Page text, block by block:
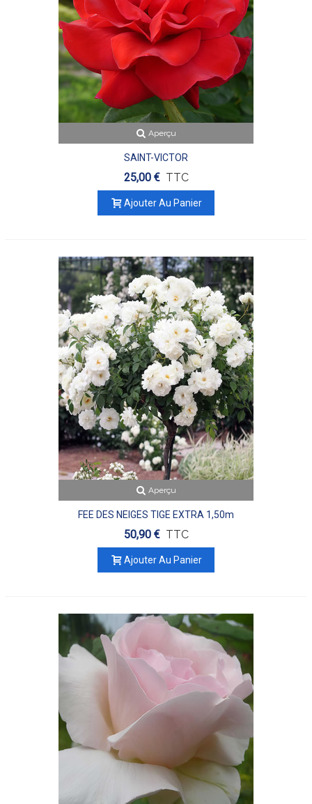
Aperçu
SAINT-VICTOR
25,00 € TTC
Ajouter Au Panier
Aperçu
FEE DES NEIGES TIGE EXTRA 1,50m
50,90 € TTC
Ajouter Au Panier